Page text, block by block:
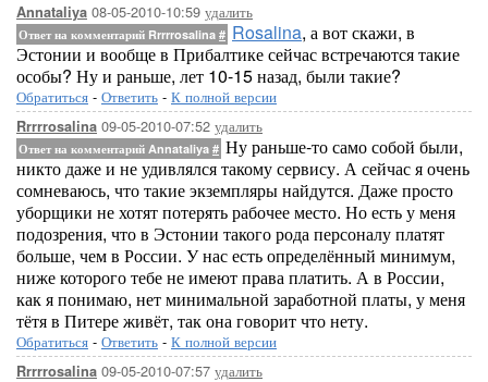
Annataliya 08-05-2010-10:59 удалить
Ответ на комментарий Rrrrrosalina # Rosalina, а вот скажи, в
Эстонии и вообще в Прибалтике сейчас встречаются такие
особы? Ну и раньше, лет 10-15 назад, были такие?
Обратиться - Ответить - К полной версии
Rrrrrosalina 09-05-2010-07:52 удалить
Ответ на комментарий Annataliya # Ну раньше-то само собой были,
никто даже и не удивлялся такому сервису. А сейчас я очень
сомневаюсь, что такие экземпляры найдутся. Даже просто
уборщики не хотят потерять рабочее место. Но есть у меня
подозрения, что в Эстонии такого рода персоналу платят
больше, чем в России. У нас есть определённый минимум,
ниже которого тебе не имеют права платить. А в России,
как я понимаю, нет минимальной заработной платы, у меня
тётя в Питере живёт, так она говорит что нету.
Обратиться - Ответить - К полной версии
Rrrrrosalina 09-05-2010-07:57 удалить